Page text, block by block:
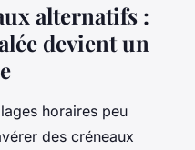
alternatifs :
devient un
horaires peu
des créneaux